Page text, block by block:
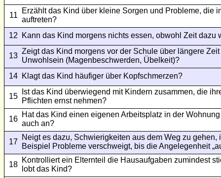
11
Erzählt das Kind über kleine Sorgen und Probleme, die
auftreten?
12 Kann das Kind morgens nichts essen, obwohl Zeit dazu
13
Zeigt das Kind morgens vor der Schule über längere
Unwohlsein (Magenbeschwerden, Übelkeit)?
14 Klagt das Kind häufiger über Kopfschmerzen?
15
Ist das Kind überwiegend mit Kindern zusammen, die
Pflichten ernst nehmen?
16
Hat das Kind einen eigenen Arbeitsplatz in der
auch an?
17
Neigt es dazu, Schwierigkeiten aus dem Weg zu gehen,
Beispiel Probleme verschweigt, bis die Angelegenheit
18
Kontrolliert ein Elternteil die Hausaufgaben zumindest
lobt das Kind?